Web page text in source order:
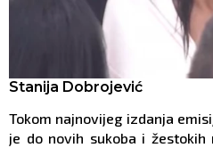
Stanija Dobrojević
Tokom najnovijeg izdanja
je do novih sukoba i žestokih